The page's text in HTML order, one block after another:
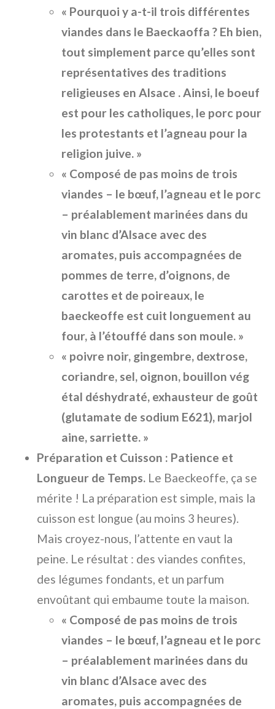
« Pourquoi y a-t-il trois différentes
viandes dans le Baeckaoffa ? Eh bien,
tout simplement parce qu’elles sont
représentatives des traditions
religieuses en Alsace . Ainsi, le boeuf
est pour les catholiques, le porc pour
les protestants et l’agneau pour la
religion juive. »
« Composé de pas moins de trois
viandes – le bœuf, l’agneau et le porc
– préalablement marinées dans du
vin blanc d’Alsace avec des
aromates, puis accompagnées de
pommes de terre, d’oignons, de
carottes et de poireaux, le
baeckeoffe est cuit longuement au
four, à l’étouffé dans son moule. »
« poivre noir, gingembre, dextrose,
coriandre, sel, oignon, bouillon vég
étal déshydraté, exhausteur de goût
(glutamate de sodium E621), marjol
aine, sarriette. »
Préparation et Cuisson : Patience et
Longueur de Temps. Le Baeckeoffe, ça se
mérite ! La préparation est simple, mais la
cuisson est longue (au moins 3 heures).
Mais croyez-nous, l’attente en vaut la
peine. Le résultat : des viandes confites,
des légumes fondants, et un parfum
envoûtant qui embaume toute la maison.
« Composé de pas moins de trois
viandes – le bœuf, l’agneau et le porc
– préalablement marinées dans du
vin blanc d’Alsace avec des
aromates, puis accompagnées de